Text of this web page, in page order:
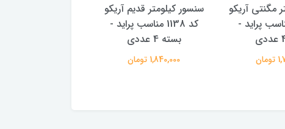
مگنتی آریکو
مناسب پراید -
سنسور کیلومتر قدیم آریکو
کد 1138 مناسب پراید -
بسته 4 عددی
1,840,000 تومان